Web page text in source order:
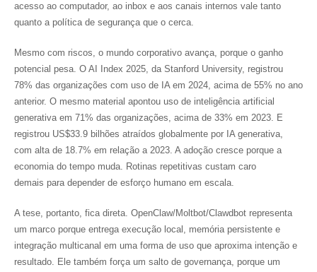
acesso ao computador, ao inbox e aos canais internos vale tanto
quanto a política de segurança que o cerca.
Mesmo com riscos, o mundo corporativo avança, porque o ganho
potencial pesa. O AI Index 2025, da Stanford University, registrou
78% das organizações com uso de IA em 2024, acima de 55% no ano
anterior. O mesmo material apontou uso de inteligência artificial
generativa em 71% das organizações, acima de 33% em 2023. E
registrou US$33.9 bilhões atraídos globalmente por IA generativa,
com alta de 18.7% em relação a 2023. A adoção cresce porque a
economia do tempo muda. Rotinas repetitivas custam caro
demais para depender de esforço humano em escala.
A tese, portanto, fica direta. OpenClaw/Moltbot/Clawdbot representa
um marco porque entrega execução local, memória persistente e
integração multicanal em uma forma de uso que aproxima intenção e
resultado. Ele também força um salto de governança, porque um